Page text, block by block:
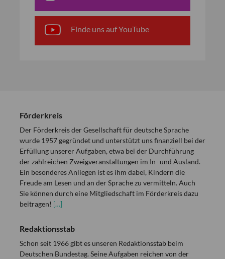
Finde uns auf YouTube
Förderkreis
Der Förderkreis der Gesellschaft für deutsche Sprache
wurde 1957 gegründet und unterstützt uns finanziell bei der
Erfüllung unserer Aufgaben, etwa bei der Durchführung
der zahlreichen Zweigveranstaltungen im In- und Ausland.
Ein besonderes Anliegen ist es ihm dabei, Kindern die
Freude am Lesen und an der Sprache zu vermitteln. Auch
Sie können durch eine Mitgliedschaft im Förderkreis dazu
beitragen! […]
Redaktionsstab
Schon seit 1966 gibt es unseren Redaktionsstab beim
Deutschen Bundestag. Seine Aufgaben reichen von der